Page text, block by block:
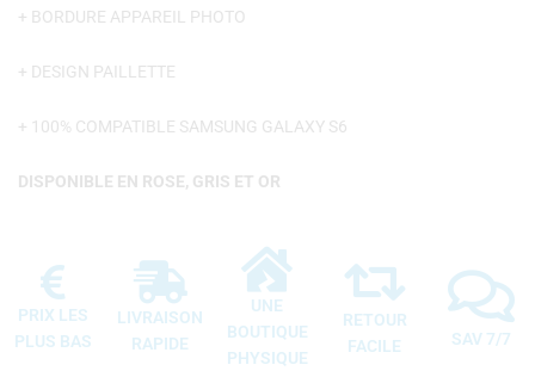
+ BORDURE APPAREIL PHOTO
+ DESIGN PAILLETTE
+ 100% COMPATIBLE SAMSUNG GALAXY S6
DISPONIBLE EN ROSE, GRIS ET OR
PRIX LES
PLUS BAS
LIVRAISON
RAPIDE
UNE
BOUTIQUE
PHYSIQUE
RETOUR
FACILE
SAV 7/7